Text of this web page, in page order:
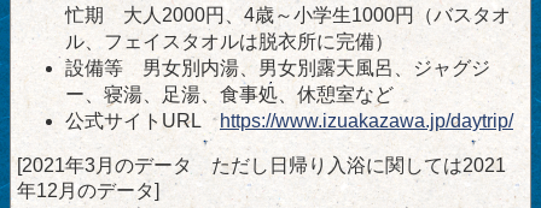
忙期 大人2000円、4歳～小学生1000円（バスタオ
ル、フェイスタオルは脱衣所に完備）
設備等 男女別内湯、男女別露天風呂、ジャグジ
ー、寝湯、足湯、食事処、休憩室など
公式サイトURL https://www.izuakazawa.jp/daytrip/
[2021年3月のデータ ただし日帰り入浴に関しては2021
年12月のデータ]